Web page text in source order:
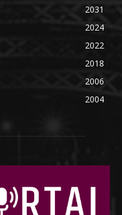
2031
2024
2022
2018
2006
2004